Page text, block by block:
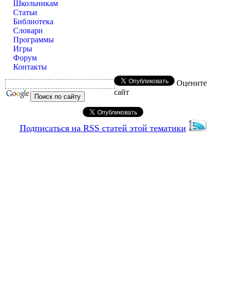
Школьникам
Статьи
Библиотека
Словари
Программы
Игры
Форум
Контакты
Оцените
сайт
Подписаться на RSS статей этой тематики